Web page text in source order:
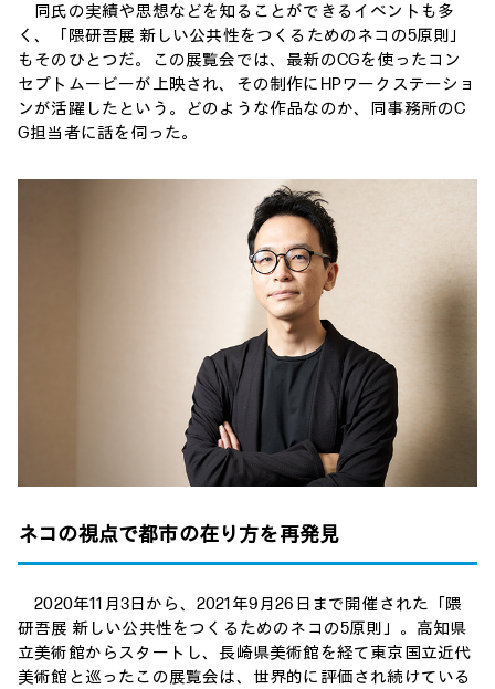
同氏の実績や思想などを知ることができるイベントも多
く、「隈研吾展 新しい公共性をつくるためのネコの5原則」
もそのひとつだ。この展覧会では、最新のCGを使ったコン
セプトムービーが上映され、その制作にHPワークステーショ
ンが活躍したという。どのような作品なのか、同事務所のC
G担当者に話を伺った。
ネコの視点で都市の在り方を再発見
2020年11月3日から、2021年9月26日まで開催された「隈
研吾展 新しい公共性をつくるためのネコの5原則」。高知県
立美術館からスタートし、長崎県美術館を経て東京国立近代
美術館と巡ったこの展覧会は、世界的に評価され続けている